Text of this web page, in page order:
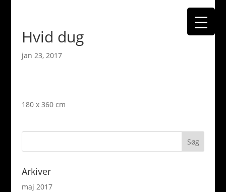
Hvid dug
jan 23, 2017
180 x 360 cm
Arkiver
maj 2017